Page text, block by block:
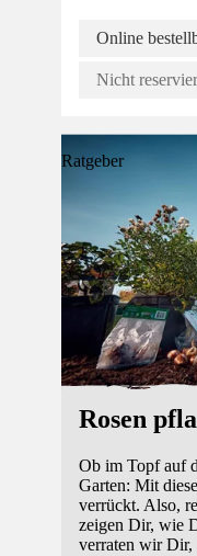
Online
Nicht
Ratgeber
Rosen
Ob im Topf auf
Garten: Mit
verrückt. Also,
zeigen Dir, wie
verraten wir Dir,